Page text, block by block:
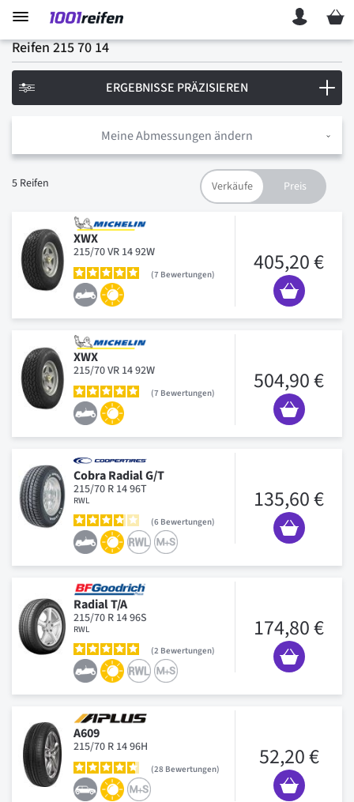
Mein
Reifen 215 70 14
Meine Abmessungen ändern
5 Reifen
XWX
215/70 VR 14 92W
7 Bewertungen 405,20 €
XWX
215/70 VR 14 92W
7 Bewertungen 504,90 €
Cobra Radial G/T
215/70 R 14 96T
RWL
6 Bewertungen
135,60 €
Radial T/A
215/70 R 14 96S
RWL
2 Bewertungen
174,80 €
A609
215/70 R 14 96H
28 Bewertungen 52,20 €
ERGEBNISSE PRÄZISIEREN